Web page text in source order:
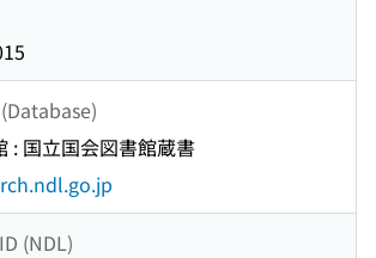
: 国立国会図書館蔵書
(NDL)